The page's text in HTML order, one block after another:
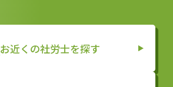
お近くの社労士を探す